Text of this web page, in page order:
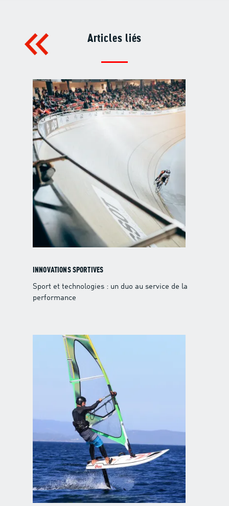
Articles liés
INNOVATIONS SPORTIVES
Sport et technologies : un duo au service de la
performance